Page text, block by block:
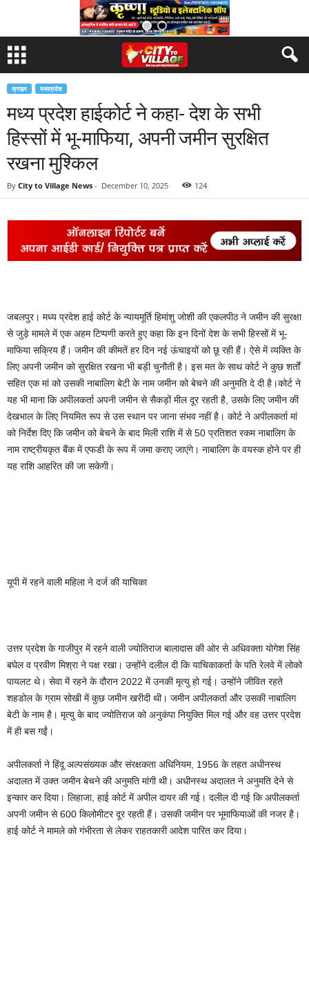
क्राइम मध्यप्रदेश
मध्य प्रदेश हाईकोर्ट ने कहा- देश के सभी
हिस्सों में भू-माफिया, अपनी जमीन सुरक्षित
रखना मुश्किल
By City to Village News - December 10, 2025 124
जबलपुर। मध्य प्रदेश हाई कोर्ट के न्यायमूर्ति हिमांशु जोशी की एकलपीठ ने जमीन की सुरक्षा
से जुड़े मामले में एक अहम टिप्पणी करते हुए कहा कि इन दिनों देश के सभी हिस्सों में भू-
माफिया सक्रिय हैं। जमीन की कीमतें हर दिन नई ऊंचाइयों को छू रही हैं। ऐसे में व्यक्ति के
लिए अपनी जमीन को सुरक्षित रखना भी बड़ी चुनौती है। इस मत के साथ कोर्ट ने कुछ शर्तों
सहित एक मां को उसकी नाबालिग बेटी के नाम जमीन को बेचने की अनुमति दे दी है।कोर्ट ने
यह भी माना कि अपीलकर्ता अपनी जमीन से सैकड़ों मील दूर रहती है, उसके लिए जमीन की
देखभाल के लिए नियमित रूप से उस स्थान पर जाना संभव नहीं है। कोर्ट ने अपीलकर्ता मां
को निर्देश दिए कि जमीन को बेचने के बाद मिली राशि में से 50 प्रतिशत रकम नाबालिग के
नाम राष्ट्रीयकृत बैंक में एफडी के रूप में जमा कराए जाएंगे। नाबालिग के वयस्क होने पर ही
यह राशि आहरित की जा सकेगी।
यूपी में रहने वाली महिला ने दर्ज की याचिका
उत्तर प्रदेश के गाजीपुर में रहने वाली ज्योतिराज बालादास की ओर से अधिवक्ता योगेश सिंह
बघेल व प्रवीण मिश्रा ने पक्ष रखा। उन्होंने दलील दी कि याचिकाकर्ता के पति रेलवे में लोको
पायलट थे। सेवा में रहने के दौरान 2022 में उनकी मृत्यु हो गई। उन्होंने जीवित रहते
शहडोल के ग्राम सोखी में कुछ जमीन खरीदी थी। जमीन अपीलकर्ता और उसकी नाबालिग
बेटी के नाम है। मृत्यु के बाद ज्योतिराज को अनुकंपा नियुक्ति मिल गई और वह उत्तर प्रदेश
में ही बस गईं।
अपीलकर्ता ने हिंदू अल्पसंख्यक और संरक्षकता अधिनियम, 1956 के तहत अधीनस्थ
अदालत में उक्त जमीन बेचने की अनुमति मांगी थी। अधीनस्थ अदालत ने अनुमति देने से
इन्कार कर दिया। लिहाजा, हाई कोर्ट में अपील दायर की गई। दलील दी गई कि अपीलकर्ता
अपनी जमीन से 600 किलोमीटर दूर रहती हैं। उसकी जमीन पर भूमाफियाओं की नजर है।
हाई कोर्ट ने मामले को गंभीरता से लेकर राहतकारी आदेश पारित कर दिया।